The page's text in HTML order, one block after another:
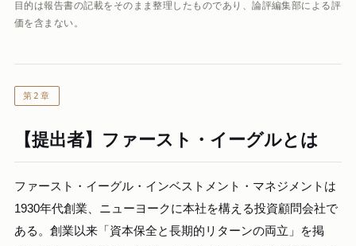
目的は報告書の記載をそのまま整理したものであり、論評編集部による評
価を含まない。
第2章
【提出者】ファースト・イーグルとは
ファースト・イーグル・インベストメント・マネジメントは
1930年代創業、ニューヨークに本社を構える投資顧問会社で
ある。創業以来「資本保全と長期的リターンの両立」を掲